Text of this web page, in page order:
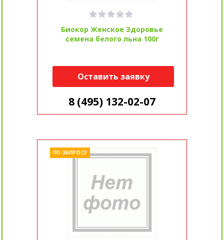
Биокор Женское Здоровье
семена белого льна 100г
Оставить заявку
8 (495) 132-02-07
ПО ЗАПРОСУ